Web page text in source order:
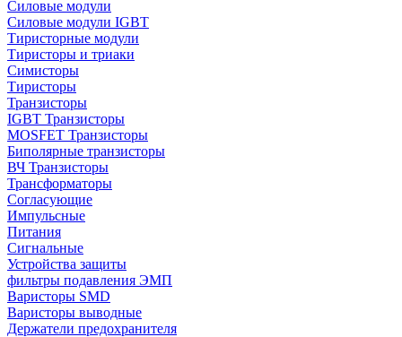
Силовые модули
Силовые модули IGBT
Тиристорные модули
Тиристоры и триаки
Симисторы
Тиристоры
Транзисторы
IGBT Транзисторы
MOSFET Транзисторы
Биполярные транзисторы
ВЧ Транзисторы
Трансформаторы
Согласующие
Импульсные
Питания
Сигнальные
Устройства защиты
фильтры подавления ЭМП
Варисторы SMD
Варисторы выводные
Держатели предохранителя